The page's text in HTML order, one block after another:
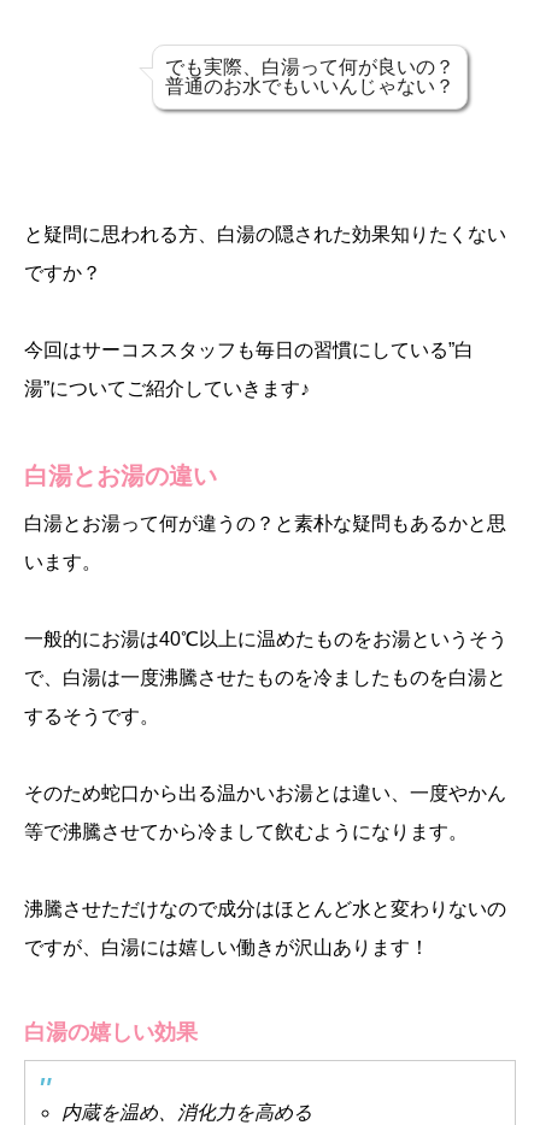
でも実際、白湯って何が良いの？
普通のお水でもいいんじゃない？
と疑問に思われる方、白湯の隠された効果知りたくない
ですか？
今回はサーコススタッフも毎日の習慣にしている”白
湯”についてご紹介していきます♪
白湯とお湯の違い
白湯とお湯って何が違うの？と素朴な疑問もあるかと思
います。
一般的にお湯は40℃以上に温めたものをお湯というそう
で、白湯は一度沸騰させたものを冷ましたものを白湯と
するそうです。
そのため蛇口から出る温かいお湯とは違い、一度やかん
等で沸騰させてから冷まして飲むようになります。
沸騰させただけなので成分はほとんど水と変わりないの
ですが、白湯には嬉しい働きが沢山あります！
白湯の嬉しい効果
内蔵を温め、消化力を高める